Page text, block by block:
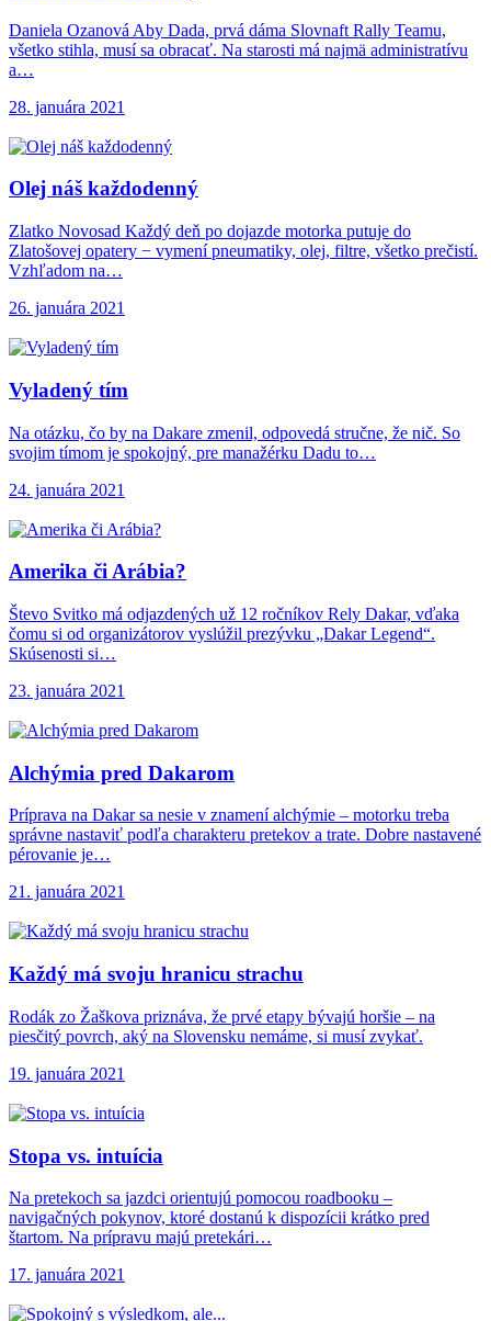
Daniela Ozanová Aby Dada, prvá dáma Slovnaft Rally Teamu,
všetko stihla, musí sa obracať. Na starosti má najmä administratívu
a…
28. januára 2021
Olej náš každodenný
Zlatko Novosad Každý deň po dojazde motorka putuje do
Zlatošovej opatery − vymení pneumatiky, olej, filtre, všetko prečistí.
Vzhľadom na…
26. januára 2021
Vyladený tím
Na otázku, čo by na Dakare zmenil, odpovedá stručne, že nič. So
svojim tímom je spokojný, pre manažérku Dadu to…
24. januára 2021
Amerika či Arábia?
Števo Svitko má odjazdených už 12 ročníkov Rely Dakar, vďaka
čomu si od organizátorov vyslúžil prezývku „Dakar Legend“.
Skúsenosti si…
23. januára 2021
Alchýmia pred Dakarom
Príprava na Dakar sa nesie v znamení alchýmie – motorku treba
správne nastaviť podľa charakteru pretekov a trate. Dobre nastavené
pérovanie je…
21. januára 2021
Každý má svoju hranicu strachu
Rodák zo Žaškova priznáva, že prvé etapy bývajú horšie – na
piesčitý povrch, aký na Slovensku nemáme, si musí zvykať.
19. januára 2021
Stopa vs. intuícia
Na pretekoch sa jazdci orientujú pomocou roadbooku –
navigačných pokynov, ktoré dostanú k dispozícii krátko pred
štartom. Na prípravu majú pretekári…
17. januára 2021